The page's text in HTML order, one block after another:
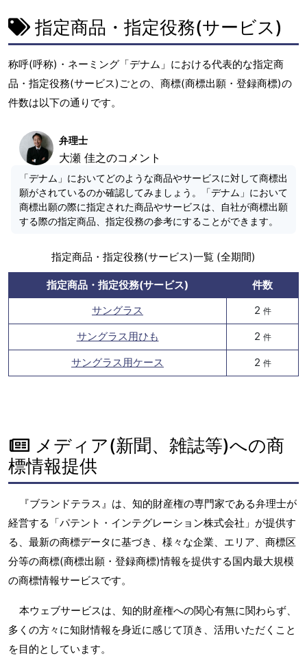
指定商品・指定役務(サービス)
称呼(呼称)・ネーミング「デナム」における代表的な指定商
品・指定役務(サービス)ごとの、商標(商標出願・登録商標)の
件数は以下の通りです。
弁理士
大瀬 佳之のコメント
「デナム」においてどのような商品やサービスに対して商標出
願がされているのか確認してみましょう。「デナム」において
商標出願の際に指定された商品やサービスは、自社が商標出願
する際の指定商品、指定役務の参考にすることができます。
指定商品・指定役務(サービス)一覧 (全期間)
指定商品・指定役務(サービス)
件数
サングラス
2 件
サングラス用ひも 2 件
サングラス用ケース 2 件
メディア(新聞、雑誌等)への商
標情報提供
『ブランドテラス』は、知的財産権の専門家である弁理士が
経営する「パテント・インテグレーション株式会社」が提供す
る、最新の商標データに基づき、様々な企業、エリア、商標区
分等の商標(商標出願・登録商標)情報を提供する国内最大規模
の商標情報サービスです。
本ウェブサービスは、知的財産権への関心有無に関わらず、
多くの方々に知財情報を身近に感じて頂き、活用いただくこと
を目的としています。